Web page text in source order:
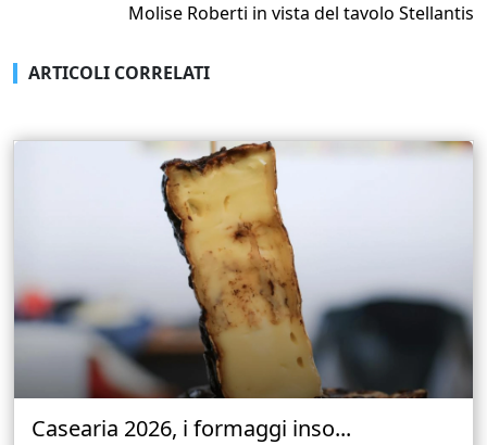
Molise Roberti in vista del tavolo Stellantis
ARTICOLI CORRELATI
Casearia 2026, i formaggi inso...